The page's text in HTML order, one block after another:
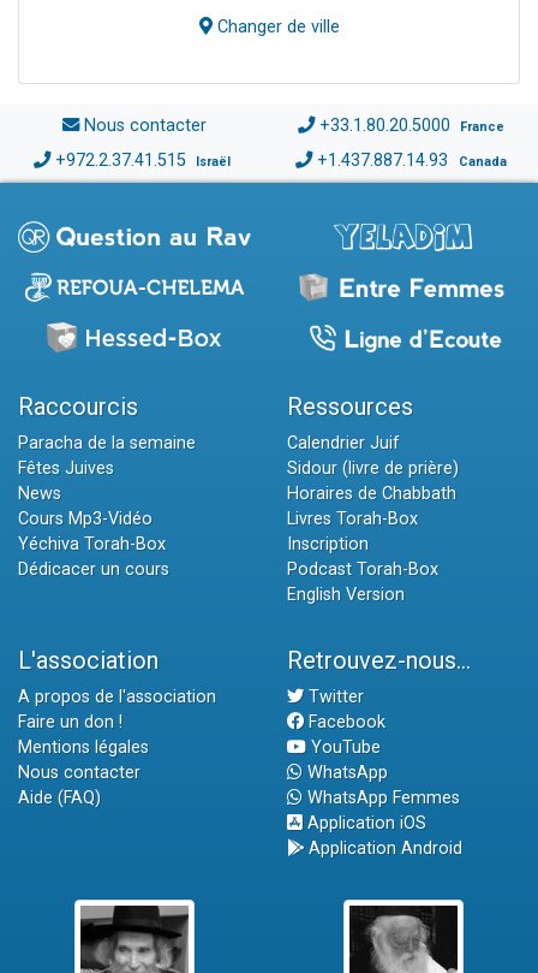
Changer de ville
Nous contacter +33.1.80.20.5000 France
+972.2.37.41.515 Israël +1.437.887.14.93 Canada
Raccourcis
Paracha de la semaine
Fêtes Juives
News
Cours Mp3-Vidéo
Yéchiva Torah-Box
Dédicacer un cours
Ressources
Calendrier Juif
Sidour (livre de prière)
Horaires de Chabbath
Livres Torah-Box
Inscription
Podcast Torah-Box
English Version
L'association
A propos de l'association
Faire un don !
Mentions légales
Nous contacter
Aide (FAQ)
Retrouvez-nous...
Twitter
Facebook
YouTube
WhatsApp
WhatsApp Femmes
Application iOS
Application Android